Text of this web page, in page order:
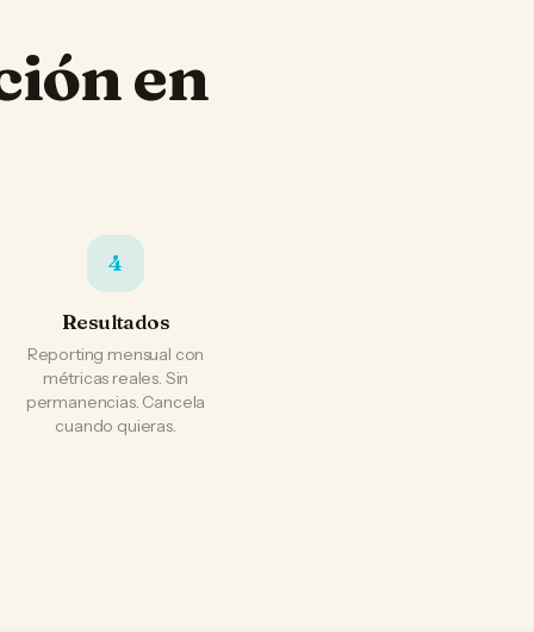
en
4
Resultados
Reporting mensual con
métricas reales. Sin
permanencias. Cancela
cuando quieras.